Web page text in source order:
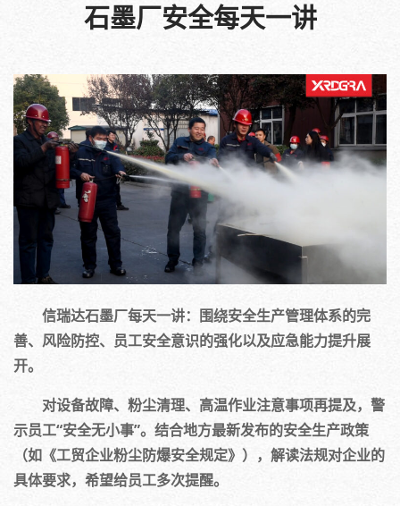
石墨厂安全每天一讲
信瑞达石墨厂每天一讲：围绕安全生产管理体系的完
善、风险防控、员工安全意识的强化以及应急能力提升展
开。
对设备故障、粉尘清理、高温作业注意事项再提及，警
示员工“安全无小事”。结合地方最新发布的安全生产政策
（如《工贸企业粉尘防爆安全规定》），解读法规对企业的
具体要求，希望给员工多次提醒。